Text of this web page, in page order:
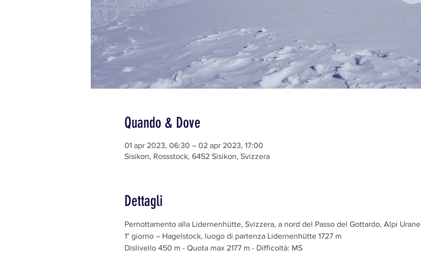
Quando & Dove
01 apr 2023, 06:30 – 02 apr 2023, 17:00
Sisikon, Rossstock, 6452 Sisikon, Svizzera
Dettagli
Pernottamento alla Lidernenhütte, Svizzera, a nord del Passo del Gottardo, Alpi Urane
1° giorno – Hagelstock, luogo di partenza Lidernenhütte 1727 m
Dislivello ­­450 m - Quota max 2177 m - Difficoltà: MS